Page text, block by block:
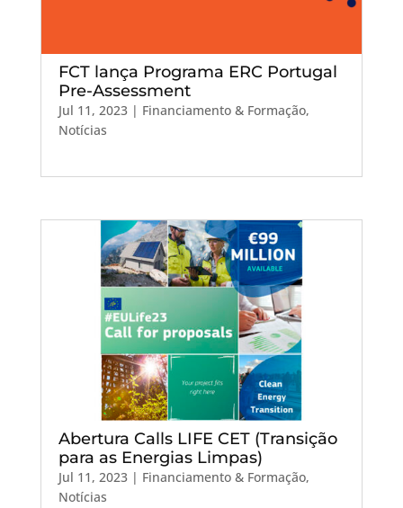
FCT lança Programa ERC Portugal
Pre-Assessment
Jul 11, 2023| Financiamento & Formação,
Notícias
Abertura Calls LIFE CET (Transição
para as Energias Limpas)
Jul 11, 2023| Financiamento & Formação,
Notícias